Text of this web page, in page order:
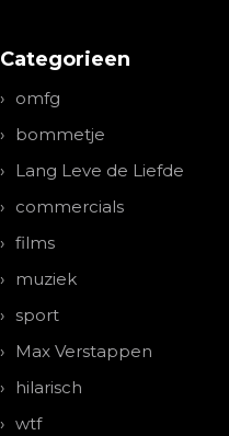
Categorieen
omfg
bommetje
Lang Leve de Liefde
commercials
films
muziek
sport
Max Verstappen
hilarisch
wtf